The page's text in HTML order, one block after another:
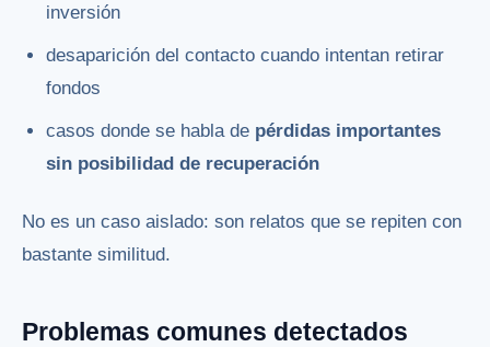
inversión
desaparición del contacto cuando intentan retirar
fondos
casos donde se habla de pérdidas importantes
sin posibilidad de recuperación
No es un caso aislado: son relatos que se repiten con
bastante similitud.
Problemas comunes detectados